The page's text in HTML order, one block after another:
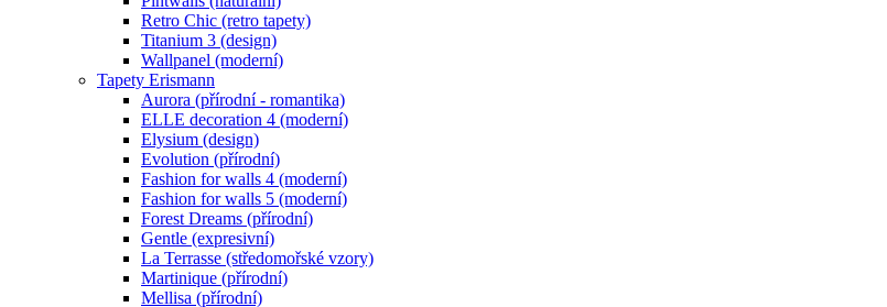
Retro Chic (retro tapety)
Titanium 3 (design)
Wallpanel (moderní)
Tapety Erismann
Aurora (přírodní - romantika)
ELLE decoration 4 (moderní)
Elysium (design)
Evolution (přírodní)
Fashion for walls 4 (moderní)
Fashion for walls 5 (moderní)
Forest Dreams (přírodní)
Gentle (expresivní)
La Terrasse (středomořské vzory)
Martinique (přírodní)
Mellisa (přírodní)